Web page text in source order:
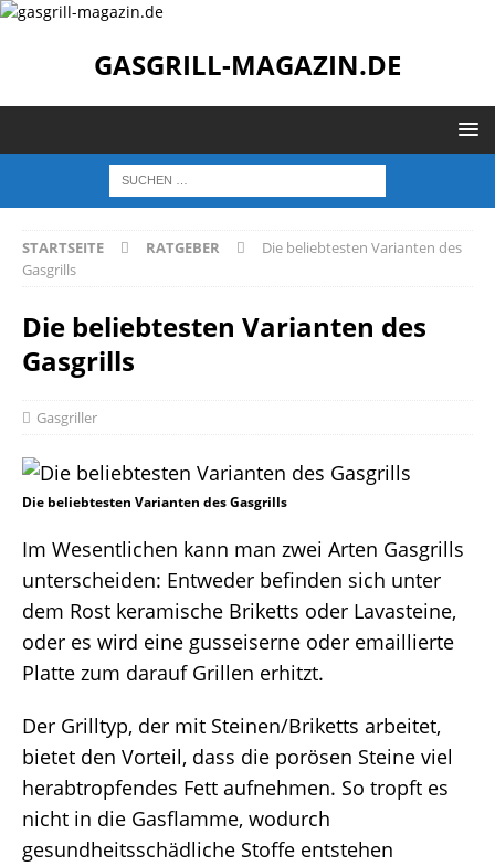
GASGRILL-MAGAZIN.DE
STARTSEITE RATGEBER
Die beliebtesten Varianten des
Gasgrills
Die beliebtesten Varianten des
Gasgrills
Gasgriller
Die beliebtesten Varianten des Gasgrills
Im Wesentlichen kann man zwei Arten Gasgrills
unterscheiden: Entweder befinden sich unter
dem Rost keramische Briketts oder Lavasteine,
oder es wird eine gusseiserne oder emaillierte
Platte zum darauf Grillen erhitzt.
Der Grilltyp, der mit Steinen/Briketts arbeitet,
bietet den Vorteil, dass die porösen Steine viel
herabtropfendes Fett aufnehmen. So tropft es
nicht in die Gasflamme, wodurch
gesundheitsschädliche Stoffe entstehen